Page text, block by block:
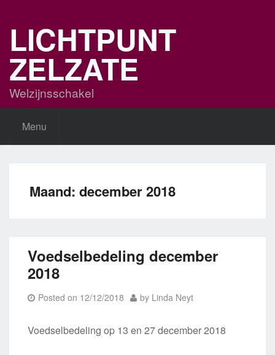
LICHTPUNT
ZELZATE
Welzijnsschakel
Menu
Maand:december 2018
Voedselbedeling december
2018
Posted on 12/12/2018 by Linda Neyt
Voedselbedeling op 13 en 27 december 2018